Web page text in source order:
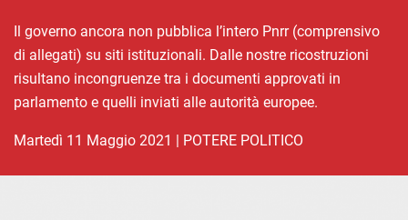
Il governo ancora non pubblica l’intero Pnrr (comprensivo
di allegati) su siti istituzionali. Dalle nostre ricostruzioni
risultano incongruenze tra i documenti approvati in
parlamento e quelli inviati alle autorità europee.
martedì 11 Maggio 2021 | POTERE POLITICO